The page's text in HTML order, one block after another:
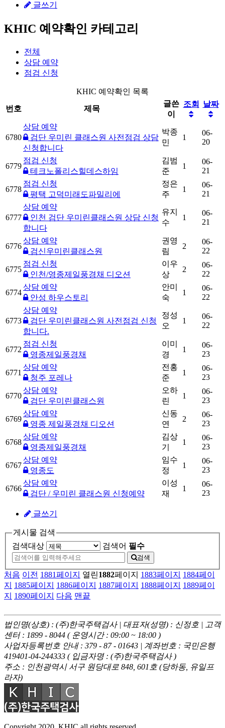
글쓰기
KHIC 예약확인 카테고리
전체
상담 예약
점검 신청
KHIC 예약확인 목록
번호
제목
글쓴
이
조회 날짜
6780
상담 예약
검단 우미린 클래스원 사전점검 상담
신청합니다
박종
민
1
06-
20
6779
점검 신청
테크노폴리스힐데스하임
김범
준
1
06-
21
6778
점검 신청
평택 고덕미래도파밀리에
정은
주
1
06-
21
6777
상담 예약
인천 검단 우미린클래스원 상담 신청
합니다
유지
수
1
06-
21
6776
상담 예약
검신우미린클래스원
권영
림
2
06-
22
6775
점검 신청
인천/영종제일풍경채 디오션
이우
상
2
06-
22
6774
상담 예약
안성 하우스토리
안미
숙
1
06-
22
6773
상담 예약
검단 우미린클래스원 사전점검 신청
합니다.
정성
오
1
06-
22
6772
점검 신청
영종제일풍경채
이미
경
1
06-
23
6771
상담 예약
청주 포레나
전홍
준
1
06-
23
6770
상담 예약
검단 우미린클래스원
오하
린
1
06-
23
6769
상담 예약
영종 제일풍경채 디오션
신동
연
2
06-
23
6768
상담 예약
영종제일풍경채
김상
기
1
06-
23
6767
상담 예약
영종도
임수
정
1
06-
23
6766
상담 예약
검단 / 우미린 클래스원 신청예약
이성
재
1
06-
23
글쓰기
게시물 검색
검색대상
검색어 필수
검색
처음 이전 1881페이지 열린1882페이지 1883페이지 1884페이
지
1885페이지 1886페이지 1887페이지 1888페이지 1889페이
지
1890페이지 다음 맨끝
법인명(상호) : (주)한국주택검사 | 대표자(성명) : 신정호 | 고객
센터 : 1899 - 8044 ( 운영시간 : 09:00 ~ 18:00 )
사업자등록번호 안내 : 379 - 87 - 01643 | 계좌번호 : 국민은행
419401-04-244333 ( 입금자명 : (주)한국주택검사 )
주소 : 인천광역시 서구 원당대로 848, 601호 (당하동, 유일프
라자)